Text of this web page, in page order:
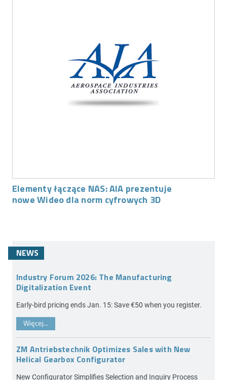
Elementy łączące NAS: AIA prezentuje
nowe Wideo dla norm cyfrowych 3D
NEWS
Industry Forum 2026: The Manufacturing
Digitalization Event
Early-bird pricing ends Jan. 15: Save €50 when you register.
Więcej...
ZM Antriebstechnik Optimizes Sales with New
Helical Gearbox Configurator
New Configurator Simplifies Selection and Inquiry Process